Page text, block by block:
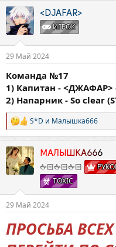
к
ц
и
<DJAFAR>
ИГРОК
29 Май 2024
Команда №17
1) Капитан - <ДЖАФАР>
2) Напарник - So clear
Р
е
к
ц
и
S*D и Малышка666
МАЛЫШКА666
🖕🏻🖕🏻🖕🏻
TOXIC
29 Май 2024
ПРОСЬБА